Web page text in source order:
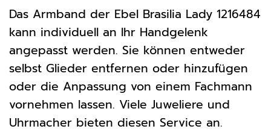
Das Armband der Ebel Brasilia Lady 1216484
kann individuell an Ihr Handgelenk
angepasst werden. Sie können entweder
selbst Glieder entfernen oder hinzufügen
oder die Anpassung von einem Fachmann
vornehmen lassen. Viele Juweliere und
Uhrmacher bieten diesen Service an.